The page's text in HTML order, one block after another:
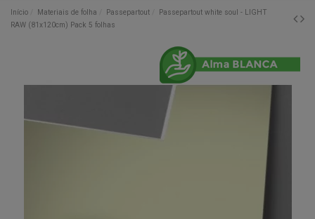
Início Materiais de folha Passepartout
Passepartout white soul - LIGHT
RAW (81x120cm) Pack 5 folhas